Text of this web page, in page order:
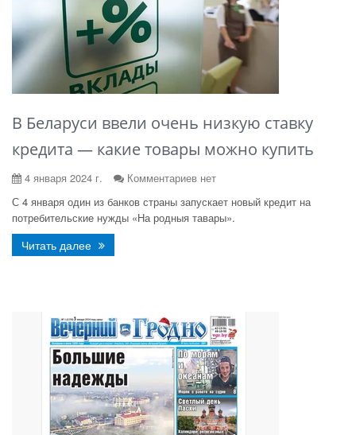
В Беларуси ввели очень низкую ставку
кредита — какие товары можно купить
4 января 2024 г.
Комментариев нет
С 4 января один из банков страны запускает новый кредит на
потребительские нужды «На родныя тавары».
Читать далее